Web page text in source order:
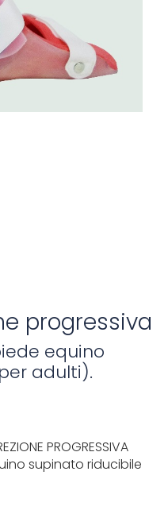
progressiva
equino
adulti).
PROGRESSIVA
supinato riducibile